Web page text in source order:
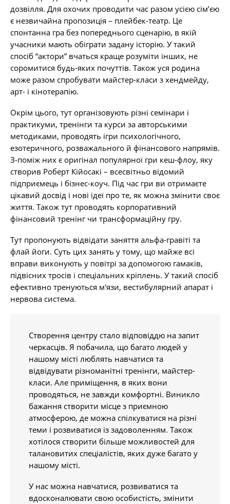
дозвілля. Для охочих проводити час разом усією сім’єю
є незвичайна пропозиція – плейбек-театр. Це
спонтанна гра без попереднього сценарію, в якій
учасники мають обіграти задану історію. У такий
спосіб “актори” вчаться краще розуміти інших, не
соромитися будь-яких почуттів. Також уся родина
може разом спробувати майстер-класи з хендмейду,
арт- і кінотерапію.
Окрім цього, тут організовують різні семінари і
практикуми, тренінги та курси за авторськими
методиками, проводять ігри психологічного,
езотеричного, розважального й фінансового напрямів.
З-поміж них є оригінал популярної гри кеш-флоу, яку
створив Роберт Кійосакі – всесвітньо відомий
підприємець і бізнес-коуч. Під час гри ви отримаєте
цікавий досвід і нові ідеї про те, як можна змінити своє
життя. Також тут проводять корпоративний
фінансовий тренінг чи трансформаційну гру.
Тут пропонують відвідати заняття альфа-гравіті та
флай йоги. Суть цих занять у тому, що майже всі
вправи виконують у повітрі за допомогою гамаків,
підвісних тросів і спеціальних кріплень. У такий спосіб
ефективно тренуються м'язи, вестибулярний апарат і
нервова система.
Створення центру стало відповіддю на запит
черкасців. Я побачила, що багато людей у
нашому місті люблять навчатися та
відвідувати різноманітні тренінги, майстер-
класи. Але приміщення, в яких вони
проводяться, не завжди комфортні. Виникло
бажання створити місце з приємною
атмосферою, де можна спілкуватися на різні
теми і розвиватися із задоволенням. Також
хотілося створити більше можливостей для
талановитих спеціалістів, яких дуже багато у
нашому місті.
У нас можна навчатися, розвиватися та
вдосконалювати свою особистість, змінити